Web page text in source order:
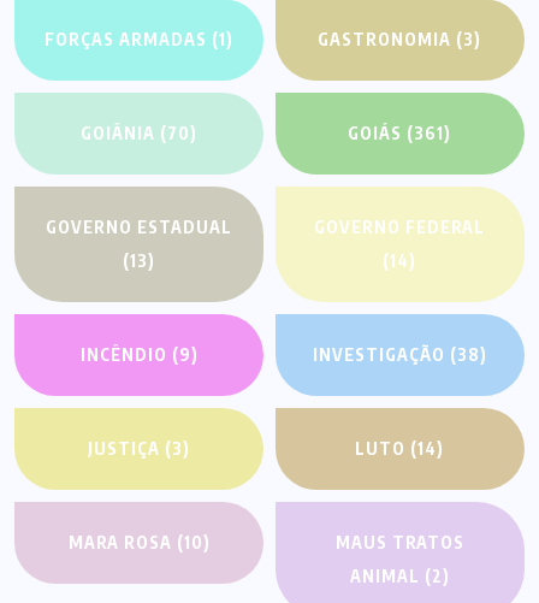
FORÇAS ARMADAS (1) GASTRONOMIA (3)
GOIÂNIA (70) GOIÁS (361)
GOVERNO ESTADUAL
(13)
GOVERNO FEDERAL
(14)
INCÊNDIO (9) INVESTIGAÇÃO (38)
JUSTIÇA (3) LUTO (14)
MARA ROSA (10)
MAUS TRATOS
ANIMAL (2)